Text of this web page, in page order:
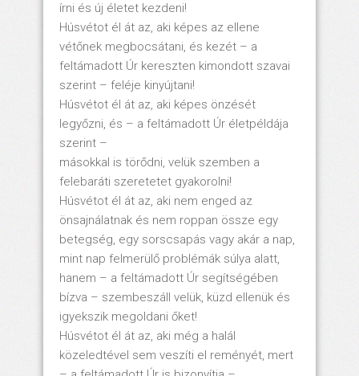
írni és új életet kezdeni!
Húsvétot él át az, aki képes az ellene
vétőnek megbocsátani, és kezét – a
feltámadott Úr kereszten kimondott szavai
szerint – feléje kinyújtani!
Húsvétot él át az, aki képes önzését
legyőzni, és – a feltámadott Úr életpéldája
szerint –
másokkal is törődni, velük szemben a
felebaráti szeretetet gyakorolni!
Húsvétot él át az, aki nem enged az
önsajnálatnak és nem roppan össze egy
betegség, egy sorscsapás vagy akár a nap,
mint nap felmerülő problémák súlya alatt,
hanem – a feltámadott Úr segítségében
bízva – szembeszáll velük, küzd ellenük és
igyekszik megoldani őket!
Húsvétot él át az, aki még a halál
közeledtével sem veszíti el reményét, mert